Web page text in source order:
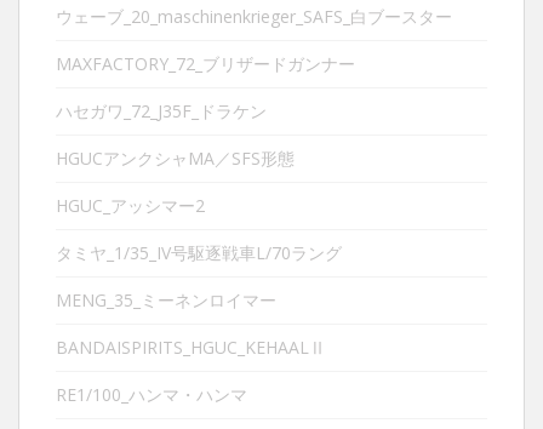
ウェーブ_20_maschinenkrieger_SAFS_白ブースター
MAXFACTORY_72_ブリザードガンナー
ハセガワ_72_J35F_ドラケン
HGUCアンクシャMA／SFS形態
HGUC_アッシマー2
タミヤ_1/35_IV号駆逐戦車L/70ラング
MENG_35_ミーネンロイマー
BANDAISPIRITS_HGUC_KEHAALⅡ
RE1/100_ハンマ・ハンマ